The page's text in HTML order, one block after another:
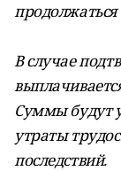
продолжаться
В случае
Суммы будут
утраты
последствий.